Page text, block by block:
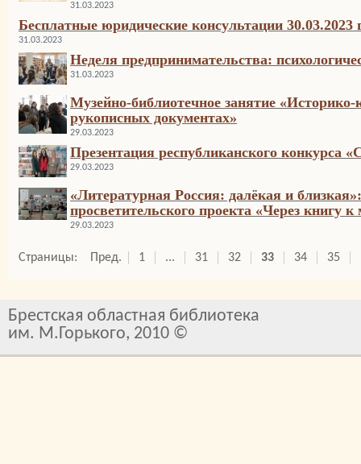
31.03.2023
Бесплатные юридические консультации 30.03.2023
31.03.2023
Неделя предпринимательства:
31.03.2023
Музейно-библиотечное занятие
рукописных документах»
29.03.2023
Презентация республиканского конкурса
29.03.2023
«Литературная Россия: далёкая и
просветительского проекта «Через книгу
29.03.2023
Страницы: Пред. 1 ... 31 32 33 34 35
Брестская областная библиотека
им. М.Горького, 2010 ©